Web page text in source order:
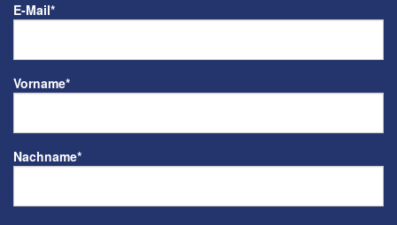
E-Mail*
Vorname*
Nachname*